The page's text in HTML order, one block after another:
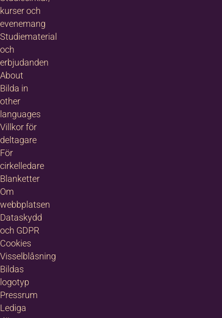
kurser och
evenemang
Studiematerial
och
erbjudanden
About
Bilda in
other
languages
Villkor för
deltagare
För
cirkelledare
Blanketter
Om
webbplatsen
Dataskydd
och GDPR
Cookies
Visselblåsning
Bildas
logotyp
Pressrum
Lediga